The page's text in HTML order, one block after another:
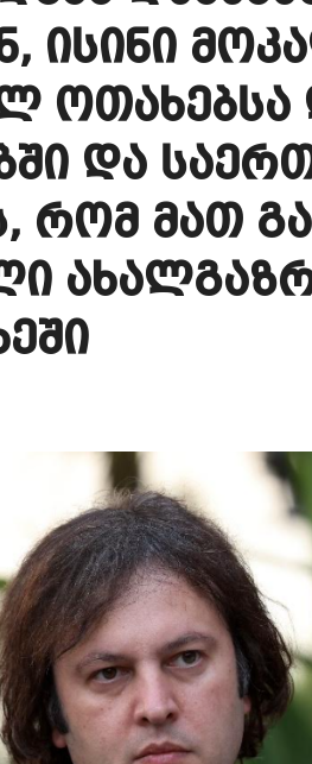
სააკაშვილი ოპოზიციური
“გლოვო”-ს კურიერს
ისინი
ოთახებსა
და
რომ მათ